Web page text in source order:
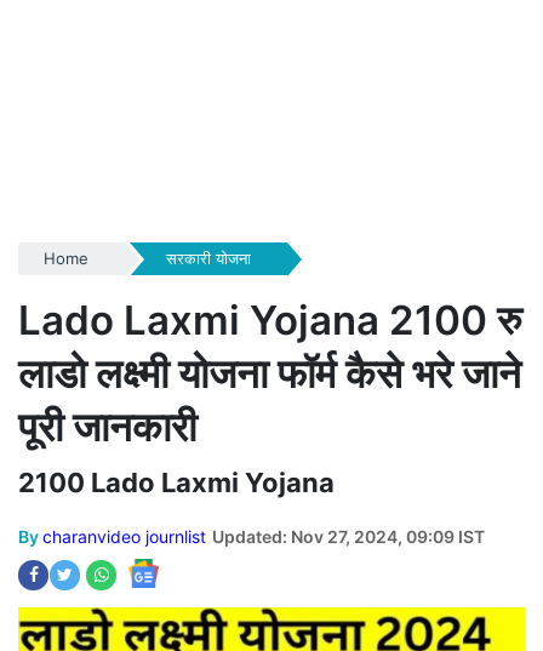
Home सरकारी योजना
Lado Laxmi Yojana 2100 रु
लाडो लक्ष्मी योजना फॉर्म कैसे भरे जाने
पूरी जानकारी
2100 Lado Laxmi Yojana
Bycharanvideo journlist Updated: Nov 27, 2024, 09:09 IST